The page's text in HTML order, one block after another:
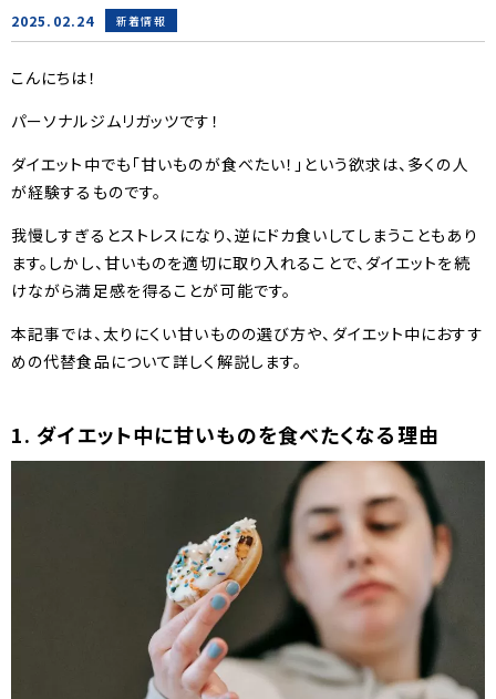
2025.02.24 新着情報
こんにちは！
パーソナルジムリガッツです！
ダイエット中でも「甘いものが食べたい！」という欲求は、多くの人
が経験するものです。
我慢しすぎるとストレスになり、逆にドカ食いしてしまうこともあり
ます。しかし、甘いものを適切に取り入れることで、ダイエットを続
けながら満足感を得ることが可能です。
本記事では、太りにくい甘いものの選び方や、ダイエット中におすす
めの代替食品について詳しく解説します。
1. ダイエット中に甘いものを食べたくなる理由